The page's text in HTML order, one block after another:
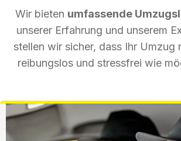
Wir bieten umfassende
unserer Erfahrung und unserem
stellen wir sicher, dass Ihr Umzug
reibungslos und stressfrei wie